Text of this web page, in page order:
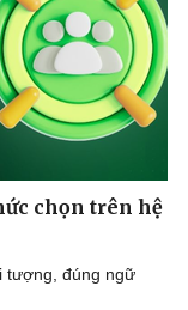
chọn trên hệ
tượng, đúng ngữ